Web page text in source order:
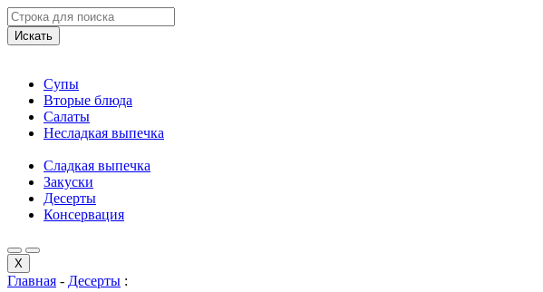
Искать
Супы
Вторые блюда
Салаты
Несладкая выпечка
Сладкая выпечка
Закуски
Десерты
Консервация
X
Главная - Десерты :